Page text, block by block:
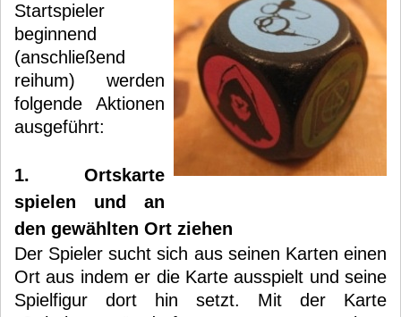
Startspieler
beginnend
(anschließend
reihum) werden
folgende Aktionen
ausgeführt:
1. Ortskarte
spielen und an
den gewählten Ort ziehen
Der Spieler sucht sich aus seinen Karten einen
Ort aus indem er die Karte ausspielt und seine
Spielfigur dort hin setzt. Mit der Karte